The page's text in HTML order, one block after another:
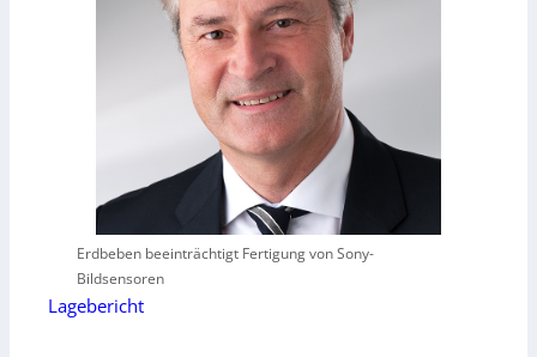
Erdbeben beeinträchtigt Fertigung von Sony-
Bildsensoren
Lagebericht